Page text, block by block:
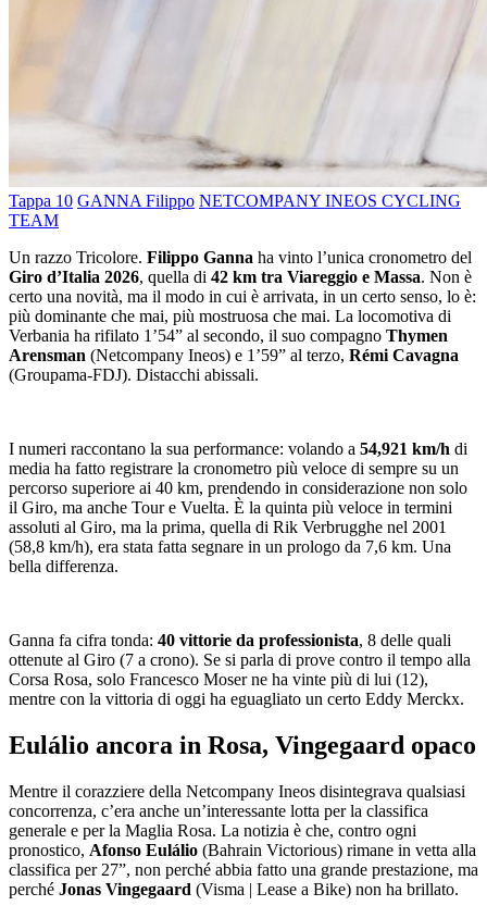
Tappa 10 GANNA Filippo NETCOMPANY INEOS CYCLING
TEAM
Un razzo Tricolore. Filippo Ganna ha vinto l’unica cronometro del
Giro d’Italia 2026, quella di 42 km tra Viareggio e Massa. Non è
certo una novità, ma il modo in cui è arrivata, in un certo senso, lo è:
più dominante che mai, più mostruosa che mai. La locomotiva di
Verbania ha rifilato 1’54” al secondo, il suo compagno Thymen
Arensman (Netcompany Ineos) e 1’59” al terzo, Rémi Cavagna
(Groupama-FDJ). Distacchi abissali.
I numeri raccontano la sua performance: volando a 54,921 km/h di
media ha fatto registrare la cronometro più veloce di sempre su un
percorso superiore ai 40 km, prendendo in considerazione non solo
il Giro, ma anche Tour e Vuelta. È la quinta più veloce in termini
assoluti al Giro, ma la prima, quella di Rik Verbrugghe nel 2001
(58,8 km/h), era stata fatta segnare in un prologo da 7,6 km. Una
bella differenza.
Ganna fa cifra tonda: 40 vittorie da professionista, 8 delle quali
ottenute al Giro (7 a crono). Se si parla di prove contro il tempo alla
Corsa Rosa, solo Francesco Moser ne ha vinte più di lui (12),
mentre con la vittoria di oggi ha eguagliato un certo Eddy Merckx.
Eulálio ancora in Rosa, Vingegaard opaco
Mentre il corazziere della Netcompany Ineos disintegrava qualsiasi
concorrenza, c’era anche un’interessante lotta per la classifica
generale e per la Maglia Rosa. La notizia è che, contro ogni
pronostico, Afonso Eulálio (Bahrain Victorious) rimane in vetta alla
classifica per 27”, non perché abbia fatto una grande prestazione, ma
perché Jonas Vingegaard (Visma | Lease a Bike) non ha brillato.